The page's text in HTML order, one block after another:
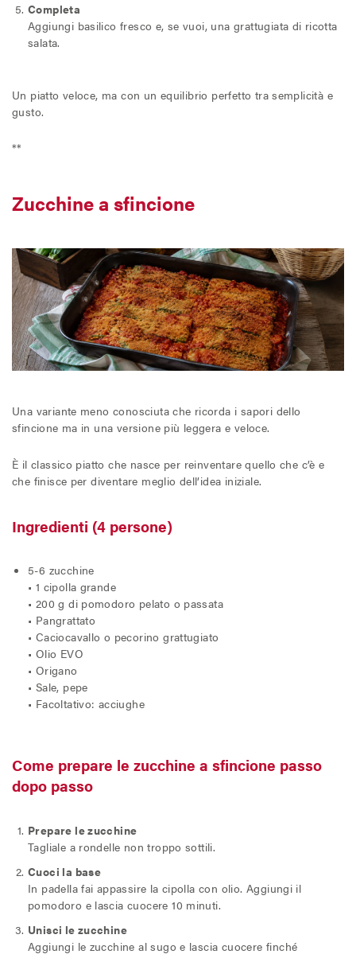
Completa
Aggiungi basilico fresco e, se vuoi, una grattugiata di ricotta
salata.
Un piatto veloce, ma con un equilibrio perfetto tra semplicità e
gusto.
**
Zucchine a sfincione
Una variante meno conosciuta che ricorda i sapori dello
sfincione ma in una versione più leggera e veloce.
È il classico piatto che nasce per reinventare quello che c’è e
che finisce per diventare meglio dell’idea iniziale.
Ingredienti (4 persone)
5-6 zucchine
• 1 cipolla grande
• 200 g di pomodoro pelato o passata
• Pangrattato
• Caciocavallo o pecorino grattugiato
• Olio EVO
• Origano
• Sale, pepe
• Facoltativo: acciughe
Come prepare le zucchine a sfincione passo
dopo passo
Prepare le zucchine
Tagliale a rondelle non troppo sottili.
Cuoci la base
In padella fai appassire la cipolla con olio. Aggiungi il
pomodoro e lascia cuocere 10 minuti.
Unisci le zucchine
Aggiungi le zucchine al sugo e lascia cuocere finché